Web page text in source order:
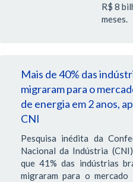
R$ 8
meses.
Mais de 40% das
migraram para o
de energia em 2 anos,
CNI
Pesquisa inédita da
Nacional da Indústria
que 41% das indústrias
migraram para o